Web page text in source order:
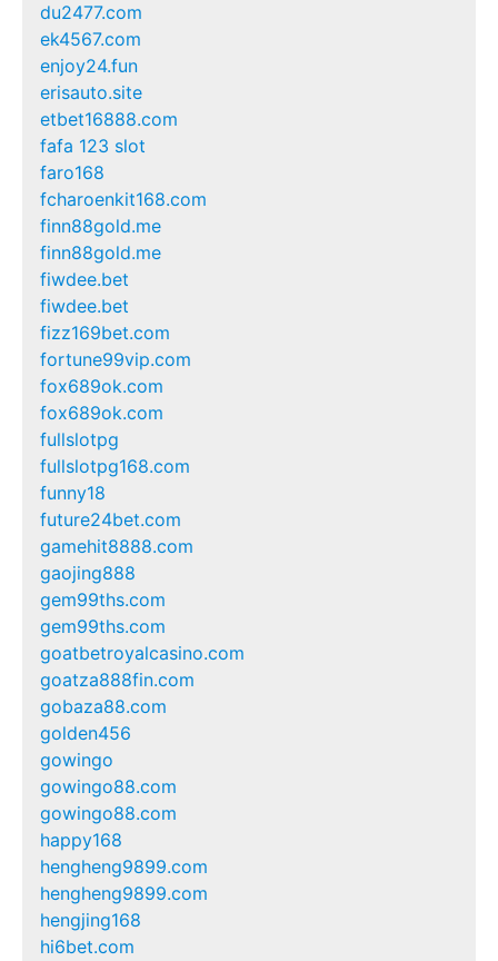
du2477.com
ek4567.com
enjoy24.fun
erisauto.site
etbet16888.com
fafa 123 slot
faro168
fcharoenkit168.com
finn88gold.me
finn88gold.me
fiwdee.bet
fiwdee.bet
fizz169bet.com
fortune99vip.com
fox689ok.com
fox689ok.com
fullslotpg
fullslotpg168.com
funny18
future24bet.com
gamehit8888.com
gaojing888
gem99ths.com
gem99ths.com
goatbetroyalcasino.com
goatza888fin.com
gobaza88.com
golden456
gowingo
gowingo88.com
gowingo88.com
happy168
hengheng9899.com
hengheng9899.com
hengjing168
hi6bet.com